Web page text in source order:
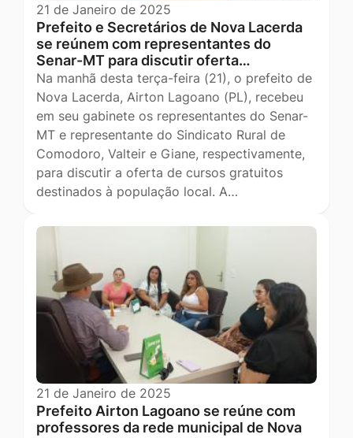
21 de Janeiro de 2025
Prefeito e Secretários de Nova Lacerda
se reúnem com representantes do
Senar-MT para discutir oferta…
Na manhã desta terça-feira (21), o prefeito de
Nova Lacerda, Airton Lagoano (PL), recebeu
em seu gabinete os representantes do Senar-
MT e representante do Sindicato Rural de
Comodoro, Valteir e Giane, respectivamente,
para discutir a oferta de cursos gratuitos
destinados à população local. A…
21 de Janeiro de 2025
Prefeito Airton Lagoano se reúne com
professores da rede municipal de Nova